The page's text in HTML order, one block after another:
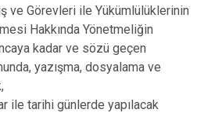
ve Görevleri ile Yükümlülüklerinin
Hakkında Yönetmeliğin
kadar ve sözü geçen
yazışma, dosyalama ve
ile tarihi günlerde yapılacak